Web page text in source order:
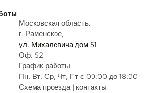
Московская область.
г. Раменское,
ул. Михалевича дом 51
Оф. 52
График работы
Пн, Вт, Ср, Чт, Пт с 09:00 до 18:00
Схема проезда | контакты